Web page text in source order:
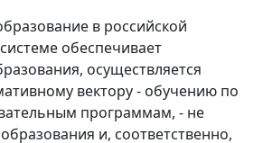
в российской
обеспечивает
осуществляется
вектору - обучению по
программам, - не
и, соответственно,